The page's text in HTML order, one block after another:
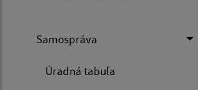
Samospráva
Úradná tabuľa